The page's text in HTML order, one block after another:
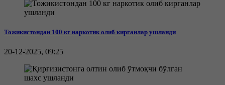
Тожикистондан 100 кг наркотик олиб кирганлар ушланди
20-12-2025, 09:25